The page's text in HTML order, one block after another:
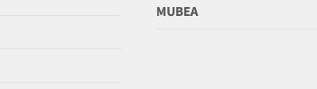
MUBEA